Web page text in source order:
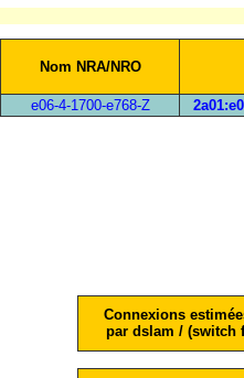
Nom NRA/NRO
e06-4-1700-e768-Z
Connexions
par dslam / (switch